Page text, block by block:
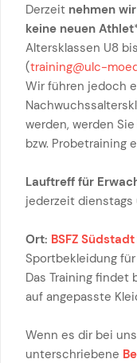
Derzeit nehmen
keine neuen
Altersklassen U8
(training@ulc-
Wir führen jedoch
werden, werden
bzw. Probetraining
Lauftreff für
jederzeit dienstags
Ort: BSFZ Südstadt
Sportbekleidung
Das Training
auf angepasste
Wenn es dir bei
unterschriebene